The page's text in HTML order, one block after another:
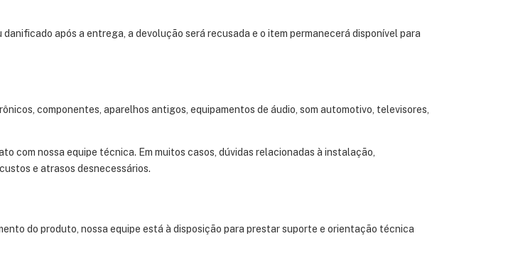
após a entrega, a devolução será recusada e o item permanecerá disponível para
componentes, aparelhos antigos, equipamentos de áudio, som automotivo, televisores,
com nossa equipe técnica. Em muitos casos, dúvidas relacionadas à instalação,
e atrasos desnecessários.
do produto, nossa equipe está à disposição para prestar suporte e orientação técnica